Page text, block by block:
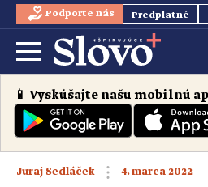
Podporte nás Predplatné
📱 Vyskúšajte našu mobilnú
Juraj Sedláček 4. marca 2022